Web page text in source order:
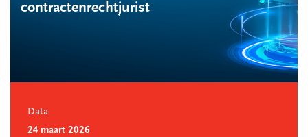
contractenrechtjurist
Data
24 maart 2026